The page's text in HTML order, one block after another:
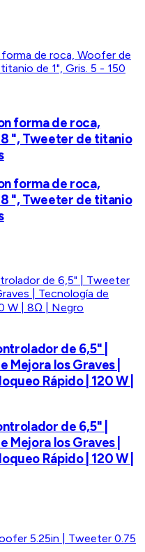
forma de roca,
", Tweeter de titanio
forma de roca,
", Tweeter de titanio
de 6,5" |
Mejora los Graves |
Rápido | 120 W |
de 6,5" |
Mejora los Graves |
Rápido | 120 W |